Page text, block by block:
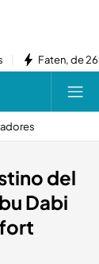
Faten, de
del
Dabi